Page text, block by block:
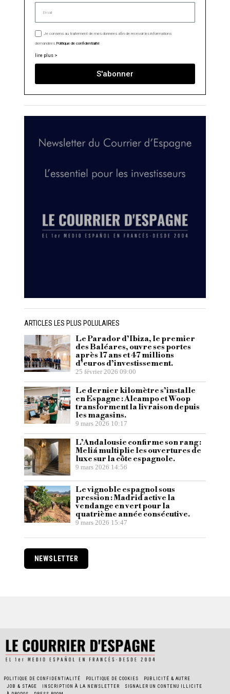
Je consens au traitement de mes données afin de recevoir les informations
demandées.Politique de confidentialité
lire plus >
S'abonner
ARTICLES LES PLUS POLULAIRES
Le Parador d’Ibiza, le premier
des Baléares, ouvre ses portes
après 17 ans et 47 millions
d’euros d’investissement.
25 février 2026 09:00
Le dernier kilomètre s’installe
en Espagne : Alcampo et Woop
transforment la livraison depuis
les magasins.
9 mars 2026 10:17
L’Andalousie confirme son rang :
Meliá multiplie les ouvertures de
luxe sur la côte espagnole.
9 mars 2026 14:56
Le vignoble espagnol sous
pression : Madrid active la
vendange en vert pour la
quatrième année consécutive.
9 mars 2026 15:47
NEWSLETTER
POLITIQUE DE CONFIDENTIALITÉ POLITIQUE DE COOKIES
PUBLICITÉ & AUTRE
JOB & STAGE
INSCRIPTION À LA NEWSLETTER
SIGNALER UN CONTENU ILLICITE